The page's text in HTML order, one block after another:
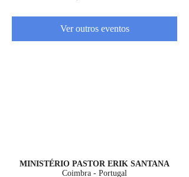
Ver outros eventos
MINISTÉRIO PASTOR ERIK SANTANA
Coimbra - Portugal